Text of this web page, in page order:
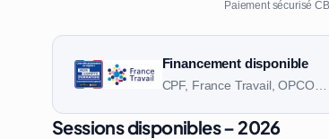
Paiement sécurisé
Financement disponible
CPF, France Travail,
Sessions disponibles – 2026